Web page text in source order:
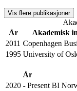
Vis flere publikasjoner
År
Akademisk
2011 Copenhagen
1995 University of
År
2020 - Present BI